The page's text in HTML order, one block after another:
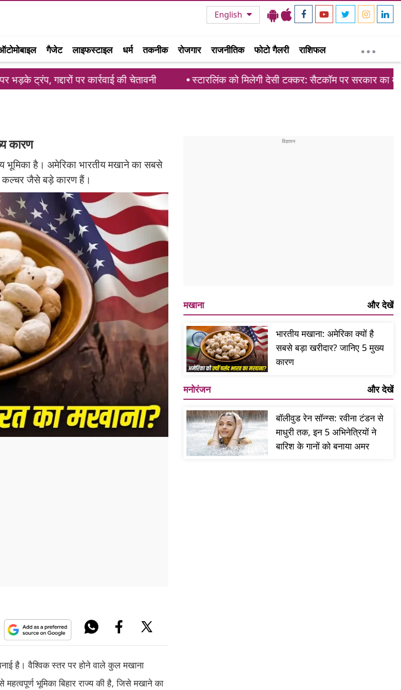
English
गैजेट लाइफस्टाइल धर्म तकनीक रोजगार राजनीतिक फोटो गैलरी राशिफल
पर कार्रवाई की चेतावनी स्टारलिंक को मिलेगी देसी टक्कर: सैटकॉम पर सरकार का मास्टरप्लान तैयार
कारण
भूमिका है। अमेरिका भारतीय मखाने का सबसे
कल्चर जैसे बड़े कारण हैं।
है। वैश्विक स्तर पर होने वाले कुल मखाना
भूमिका बिहार राज्य की है, जिसे मखाने का
मखाना और देखें
भारतीय मखाना: अमेरिका क्यों है
सबसे बड़ा खरीदार? जानिए 5 मुख्य
कारण
मनोरंजन और देखें
बॉलीवुड रेन सॉन्ग्स: रवीना टंडन से
माधुरी तक, इन 5 अभिनेत्रियों ने
बारिश के गानों को बनाया अमर